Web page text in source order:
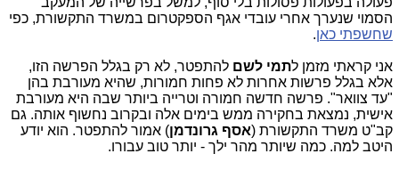
הסמוי שנערך אחרי עובדי אגף הספקטרום במשרד התקשורת, כפי
שחשפתי כאן.
אני קראתי מזמן לתמי לשם להתפטר, לא רק בגלל הפרשה הזו,
אלא בגלל פרשות אחרות לא פחות חמורות, שהיא מעורבת בהן
"עד צוואר". פרשה חדשה חמורה וטרייה ביותר שבה היא מעורבת
אישית, נמצאת בחקירה ממש בימים אלה ובקרוב נחשוף אותה. גם
קב"ט משרד התקשורת (אסף גרונדמן) אמור להתפטר. הוא יודע
היטב למה. כמה שיותר מהר ילך - יותר טוב עבורו.